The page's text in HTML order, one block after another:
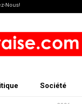
Nous!
Société